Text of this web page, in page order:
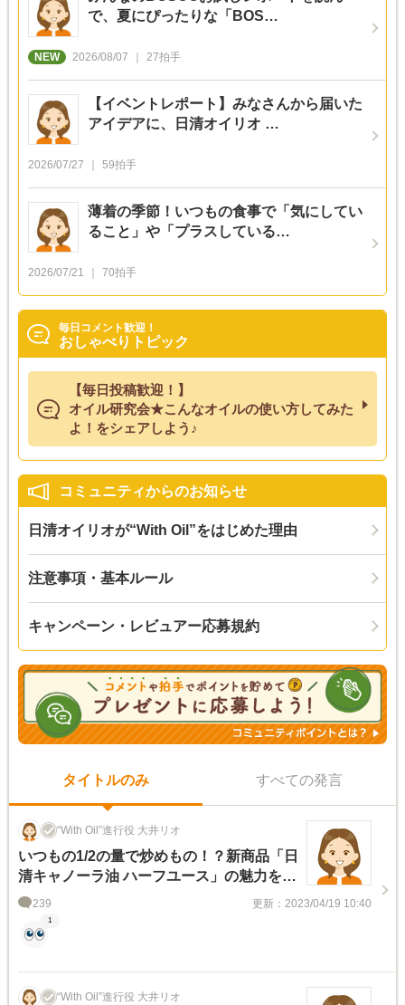
で、夏にぴったりな「BOS…
2026/08/07 27拍手
【イベントレポート】みなさんから届いた
アイデアに、日清オイリオ …
2026/07/27 59拍手
薄着の季節！いつもの食事で「気にしてい
ること」や「プラスしている…
2026/07/21 70拍手
毎日コメント歓迎！
おしゃべりトピック
【毎日投稿歓迎！】
オイル研究会★こんなオイルの使い方してみた
よ！をシェアしよう♪
コミュニティからのお知らせ
日清オイリオが“With Oil”をはじめた理由
注意事項・基本ルール
キャンペーン・レビュアー応募規約
タイトルのみ すべての発言
“With Oil”進行役 大井リオ
いつもの1/2の量で炒めもの！？新商品「日
清キャノーラ油 ハーフユース」の魅力をご
紹介☆
239 更新：2023/04/19 10:40
1
“With Oil”進行役 大井リオ